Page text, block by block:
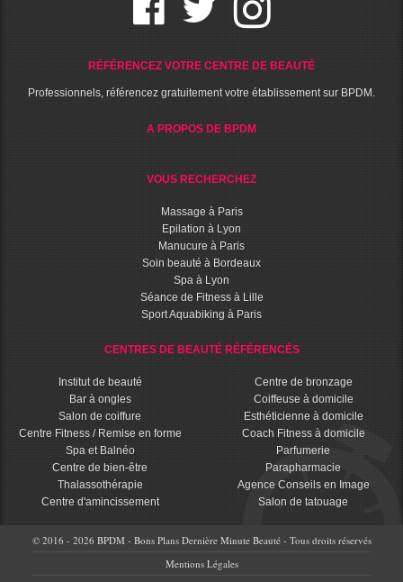
RÉFÉRENCEZ VOTRE CENTRE DE BEAUTÉ
Professionnels, référencez gratuitement votre établissement sur BPDM.
A PROPOS DE BPDM
VOUS RECHERCHEZ
Massage à Paris
Epilation à Lyon
Manucure à Paris
Soin beauté à Bordeaux
Spa à Lyon
Séance de Fitness à Lille
Sport Aquabiking à Paris
CENTRES DE BEAUTÉ RÉFÉRENCÉS
Institut de beauté
Bar à ongles
Salon de coiffure
Centre Fitness / Remise en forme
Spa et Balnéo
Centre de bien-être
Thalassothérapie
Centre d'amincissement
Centre de bronzage
Coiffeuse à domicile
Esthéticienne à domicile
Coach Fitness à domicile
Parfumerie
Parapharmacie
Agence Conseils en Image
Salon de tatouage
© 2016 - 2026 BPDM - Bons Plans Dernière Minute Beauté - Tous droits réservés
Mentions Légales